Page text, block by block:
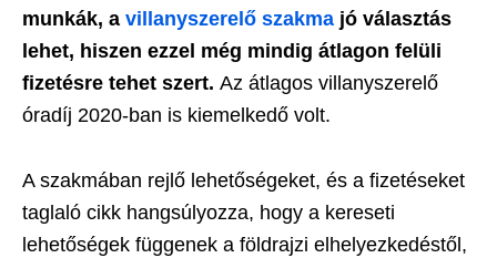
munkák, a villanyszerelő szakma jó választás
lehet, hiszen ezzel még mindig átlagon felüli
fizetésre tehet szert. Az átlagos villanyszerelő
óradíj 2020-ban is kiemelkedő volt.
A szakmában rejlő lehetőségeket, és a fizetéseket
taglaló cikk hangsúlyozza, hogy a kereseti
lehetőségek függenek a földrajzi elhelyezkedéstől,